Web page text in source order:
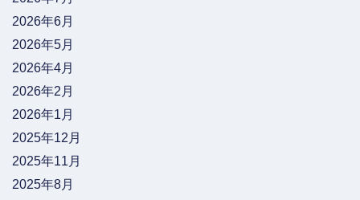
2026年6月
2026年5月
2026年4月
2026年2月
2026年1月
2025年12月
2025年11月
2025年8月